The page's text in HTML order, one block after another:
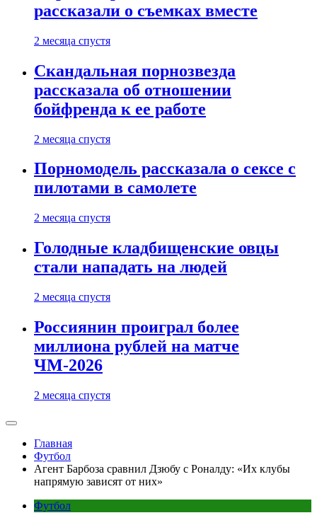
рассказали о съемках вместе
2 месяца спустя
Скандальная порнозвезда
рассказала об отношении
бойфренда к ее работе
2 месяца спустя
Порномодель рассказала о сексе с
пилотами в самолете
2 месяца спустя
Голодные кладбищенские овцы
стали нападать на людей
2 месяца спустя
Россиянин проиграл более
миллиона рублей на матче
ЧМ-2026
2 месяца спустя
Главная
Футбол
Агент Барбоза сравнил Дзюбу с Роналду: «Их клубы
напрямую зависят от них»
Футбол